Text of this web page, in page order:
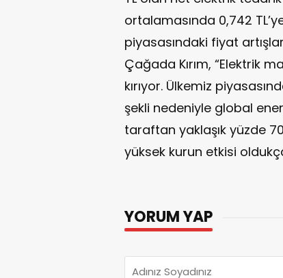
ortalamasında 0,742
piyasasındaki fiyat
Çağada Kırım, “Elektrik
kırıyor. Ülkemiz
şekli nedeniyle global
taraftan yaklaşık yüzde
yüksek kurun etkisi
YORUM YAP